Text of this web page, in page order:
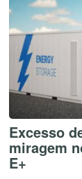
Excesso
miragem
E+